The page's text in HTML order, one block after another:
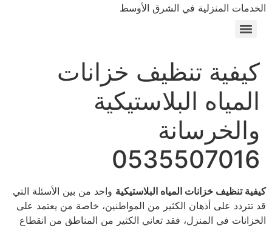
الخدمات المنزلية في الشرق الأوسط
كيفية تنظيف خزانات
المياه البلاستيكية
والخرسانة
0535507016
كيفية تنظيف خزانات المياه البلاستيكية واحد من بين الأسئلة التي
قد تتردد على أذهان الكثير من المواطنين، خاصة من يعتمد على
الخزانات في المنزل، فقد تعاني الكثير من المناطق من انقطاع